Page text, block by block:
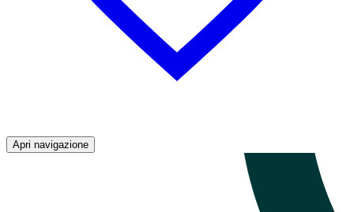
Apri navigazione